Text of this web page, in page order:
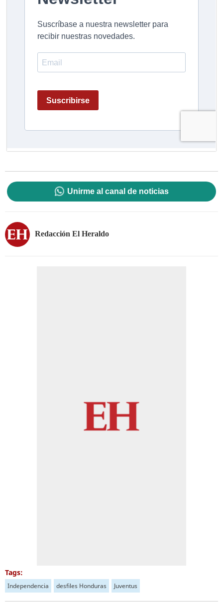
Unirme al canal de noticias
Redacción El Heraldo
Tags:
Independencia desfiles Honduras Juventus